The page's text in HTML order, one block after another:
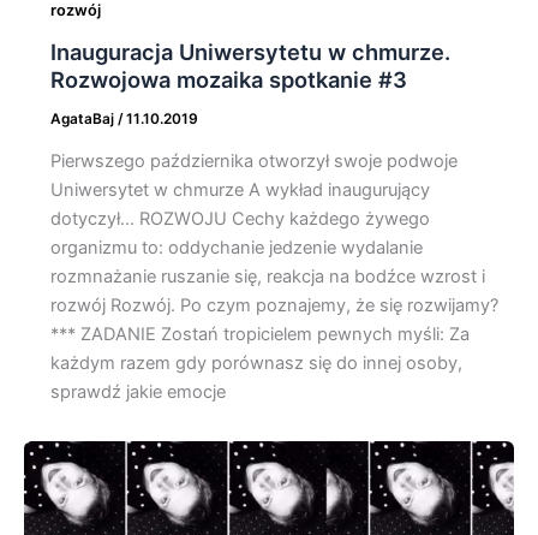
rozwój
Inauguracja Uniwersytetu w chmurze.
Rozwojowa mozaika spotkanie #3
AgataBaj /11.10.2019
Pierwszego października otworzył swoje podwoje
Uniwersytet w chmurze A wykład inaugurujący
dotyczył… ROZWOJU Cechy każdego żywego
organizmu to: oddychanie jedzenie wydalanie
rozmnażanie ruszanie się, reakcja na bodźce wzrost i
rozwój Rozwój. Po czym poznajemy, że się rozwijamy?
*** ZADANIE Zostań tropicielem pewnych myśli: Za
każdym razem gdy porównasz się do innej osoby,
sprawdź jakie emocje